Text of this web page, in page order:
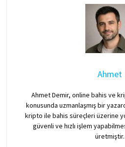
Ahmet
Ahmet Demir, online bahis ve
konusunda uzmanlaşmış bir
kripto ile bahis süreçleri üzerine
güvenli ve hızlı işlem
üretmiştir.